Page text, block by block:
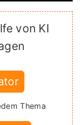
von KI
Thema